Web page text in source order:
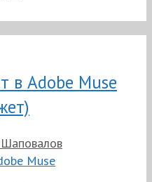
в Adobe Muse